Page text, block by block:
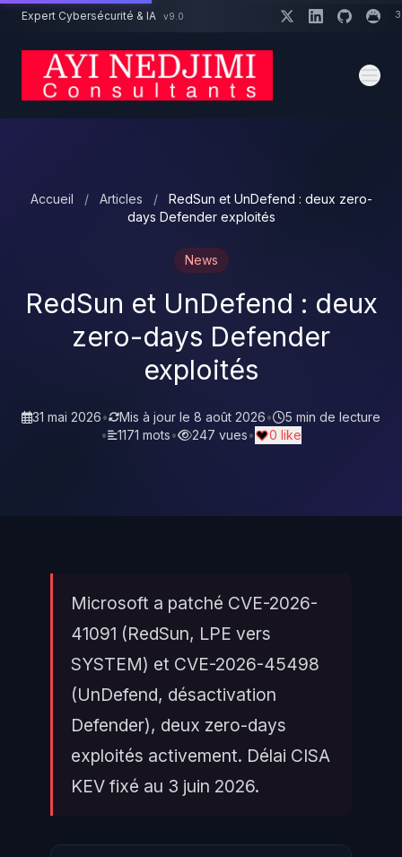
Aller au contenu principal
Expert Cybersécurité & IA v9.0
Accueil / Articles /
RedSun et UnDefend : deux zero-
days Defender exploités
News
RedSun et UnDefend : deux
zero-days Defender
exploités
31 mai 2026• Mis à jour le 8 août 2026•
5 min de lecture
•
1171 mots• 247 vues• 0 like
Microsoft a patché CVE-2026-
41091 (RedSun, LPE vers
SYSTEM) et CVE-2026-45498
(UnDefend, désactivation
Defender), deux zero-days
exploités activement. Délai CISA
KEV fixé au 3 juin 2026.
Un projet cybersécurité ?